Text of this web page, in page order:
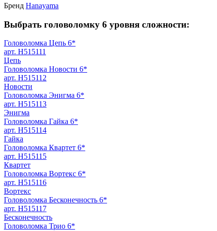
Бренд Hanayama
Выбрать головоломку 6 уровня сложности:
Головоломка Цепь 6*
арт. H515111
Цепь
Головоломка Новости 6*
арт. H515112
Новости
Головоломка Энигма 6*
арт. H515113
Энигма
Головоломка Гайка 6*
арт. H515114
Гайка
Головоломка Квартет 6*
арт. H515115
Квартет
Головоломка Вортекс 6*
арт. H515116
Вортекс
Головоломка Бесконечность 6*
арт. H515117
Бесконечность
Головоломка Трио 6*